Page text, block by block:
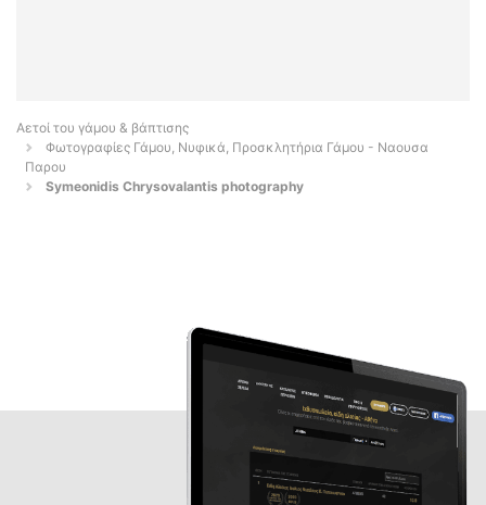
Αετοί του γάμου & βάπτισης
Φωτογραφίες Γάμου, Νυφικά, Προσκλητήρια Γάμου - Ναουσα
Παρου
Symeonidis Chrysovalantis photography